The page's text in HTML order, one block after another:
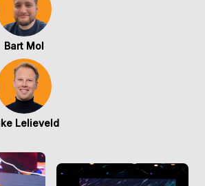
Bart Mol
Lelieveld